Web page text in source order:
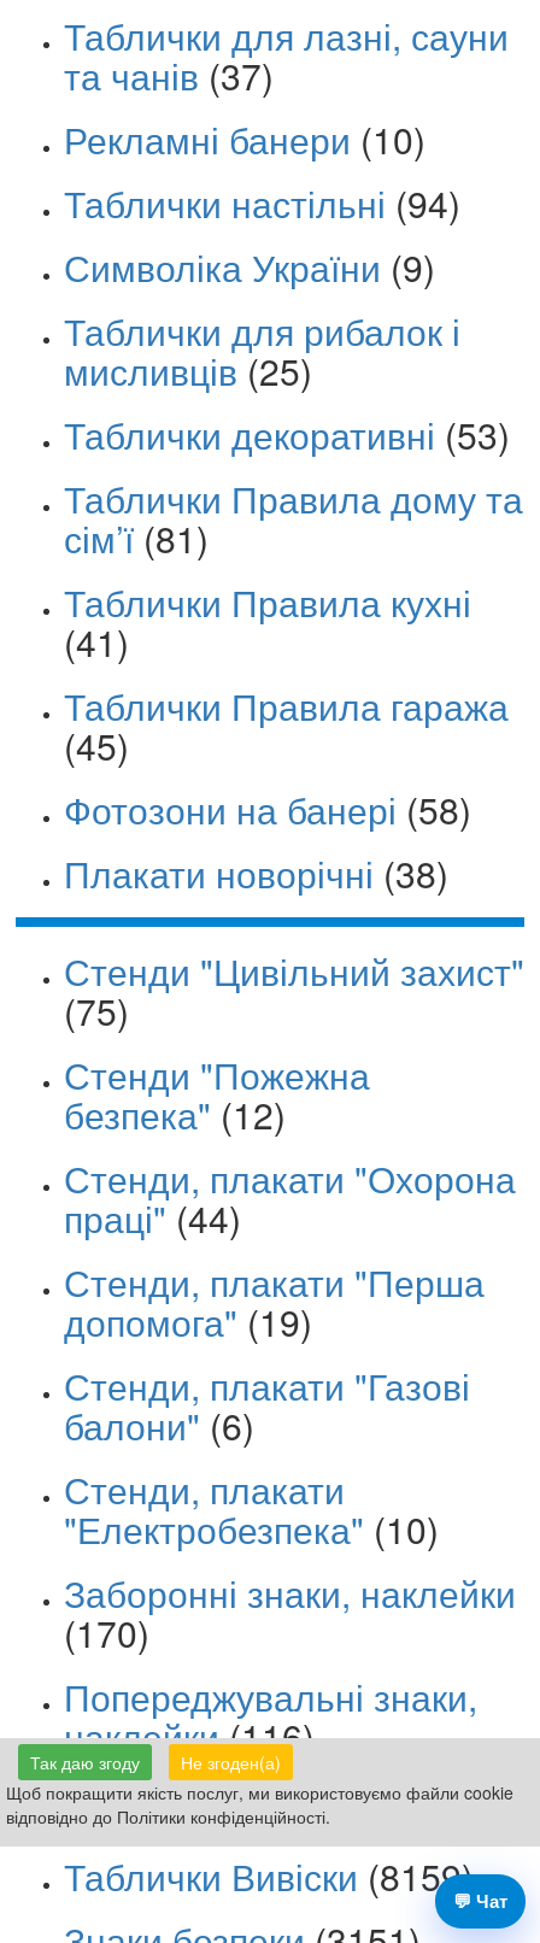
Так даю згоду
Не згоден(а)
Щоб покращити якість послуг, ми використовуємо файли cookie
відповідно до Політики конфіденційності.
Таблички для лазні, сауни
та чанів (37)
Рекламні банери (10)
Таблички настільні (94)
Символіка України (9)
Таблички для рибалок і
мисливців (25)
Таблички декоративні (53)
Таблички Правила дому та
сім’ї (81)
Таблички Правила кухні
(41)
Таблички Правила гаража
(45)
Фотозони на банері (58)
Плакати новорічні (38)
Стенди "Цивільний захист"
(75)
Стенди "Пожежна
безпека" (12)
Стенди, плакати "Охорона
праці" (44)
Стенди, плакати "Перша
допомога" (19)
Стенди, плакати "Газові
балони" (6)
Стенди, плакати
"Електробезпека" (10)
Заборонні знаки, наклейки
(170)
Попереджувальні знаки,
наклейки(116)
Таблички Вивіски (8159)💬 Чат